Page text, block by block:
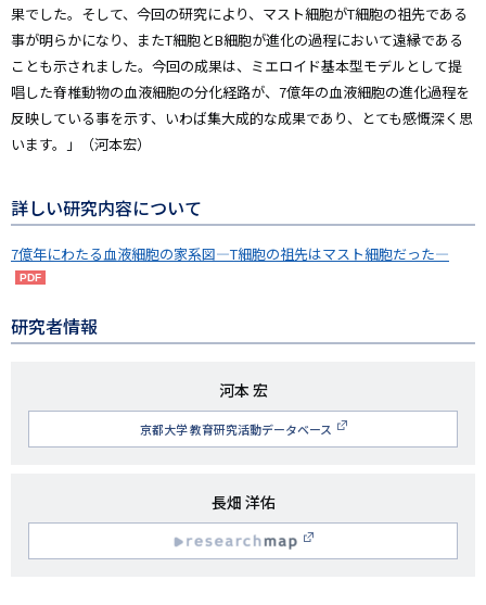
果でした。そして、今回の研究により、マスト細胞がT細胞の祖先である
事が明らかになり、またT細胞とB細胞が進化の過程において遠縁である
ことも示されました。今回の成果は、ミエロイド基本型モデルとして提
唱した脊椎動物の血液細胞の分化経路が、7億年の血液細胞の進化過程を
反映している事を示す、いわば集大成的な成果であり、とても感慨深く思
います。」（河本宏）
詳しい研究内容について
7億年にわたる血液細胞の家系図―T細胞の祖先はマスト細胞だった―
研究者情報
研
究
者
河本 宏
京都大学 教育研究活動データベース
研
究
者
長畑 洋佑